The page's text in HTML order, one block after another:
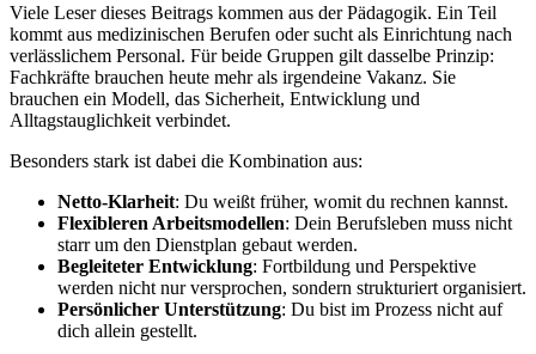
Viele Leser dieses Beitrags kommen aus der Pädagogik. Ein Teil
kommt aus medizinischen Berufen oder sucht als Einrichtung nach
verlässlichem Personal. Für beide Gruppen gilt dasselbe Prinzip:
Fachkräfte brauchen heute mehr als irgendeine Vakanz. Sie
brauchen ein Modell, das Sicherheit, Entwicklung und
Alltagstauglichkeit verbindet.
Besonders stark ist dabei die Kombination aus:
Netto-Klarheit: Du weißt früher, womit du rechnen kannst.
Flexibleren Arbeitsmodellen: Dein Berufsleben muss nicht
starr um den Dienstplan gebaut werden.
Begleiteter Entwicklung: Fortbildung und Perspektive
werden nicht nur versprochen, sondern strukturiert organisiert.
Persönlicher Unterstützung: Du bist im Prozess nicht auf
dich allein gestellt.